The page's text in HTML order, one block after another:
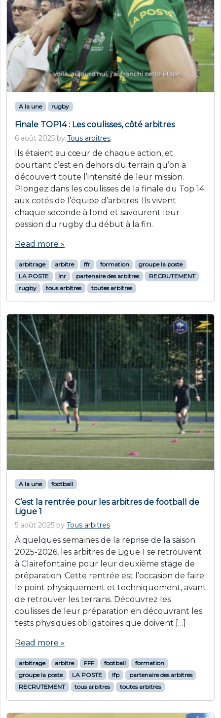
A la une rugby
Finale TOP14 : Les coulisses, côté arbitres
6 août 2025 by Tous arbitres
Ils étaient au cœur de chaque action, et
pourtant c’est en dehors du terrain qu’on a
découvert toute l’intensité de leur mission.
Plongez dans les coulisses de la finale du Top 14
aux cotés de l’équipe d’arbitres. Ils vivent
chaque seconde à fond et savourent leur
passion du rugby du début à la fin.
Read more »
arbitrage arbitre ffr formation
groupe la poste
LA POSTE
lnr partenaire des arbitres
RECRUTEMENT
rugby
tous arbitres toutes arbitres
A la une football
C’est la rentrée pour les arbitres de football de
Ligue 1
5 août 2025 by Tous arbitres
À quelques semaines de la reprise de la saison
2025-2026, les arbitres de Ligue 1 se retrouvent
à Clairefontaine pour leur deuxième stage de
préparation. Cette rentrée est l’occasion de faire
le point physiquement et techniquement, avant
de retrouver les terrains. Découvrez les
coulisses de leur préparation en découvrant les
tests physiques obligatoires que doivent […]
Read more »
arbitrage arbitre FFF football
formation
groupe la poste
LA POSTE lfp
partenaire des arbitres
RECRUTEMENT
tous arbitres toutes arbitres